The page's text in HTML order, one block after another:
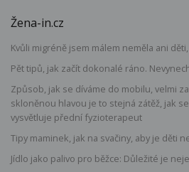
Žena-in.cz
Kvůli migréně jsem málem neměla ani
Pět tipů, jak začít dokonalé ráno.
Způsob, jak se díváme do mobilu, velmi
skloněnou hlavou je to stejná zátěž, jak
vysvětluje přední fyzioterapeut
Tipy maminek, jak na svačiny, aby je děti
Jídlo jako palivo pro běžce: Důležité je